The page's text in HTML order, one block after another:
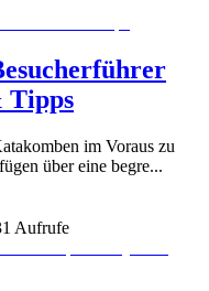
Tipps
im Voraus zu
über eine begre...
Aufrufe